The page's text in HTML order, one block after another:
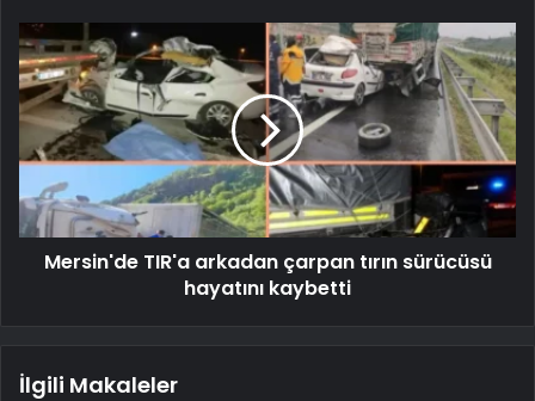
Mersin'de TIR'a arkadan çarpan tırın sürücüsü
hayatını kaybetti
İlgili Makaleler